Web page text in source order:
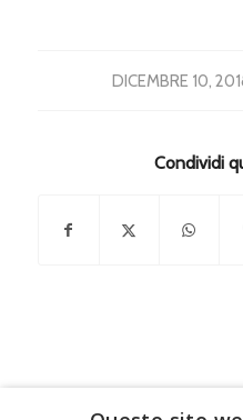
DICEMBRE 10,
/
Condividi